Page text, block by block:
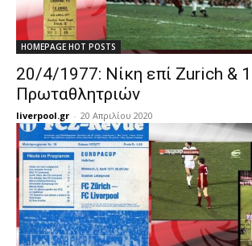
HOMEPAGE HOT POSTS
20/4/1977: Νίκη επί Zurich &
Πρωταθλητριών
liverpool.gr - 20 Απριλίου 2020